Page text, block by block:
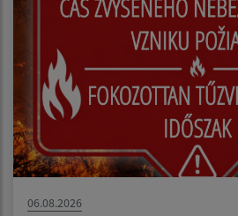
06.08.2026